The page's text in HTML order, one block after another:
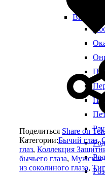
Виды
Поделиться Share on
Категории:Бычий глаз,
глаз, Коллекция
бычьего глаза, Мужские
из соколиного глаза,